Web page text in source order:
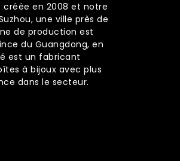
en 2008 et notre
une ville près de
de production est
du Guangdong, en
est un fabricant
à bijoux avec plus
dans le secteur.